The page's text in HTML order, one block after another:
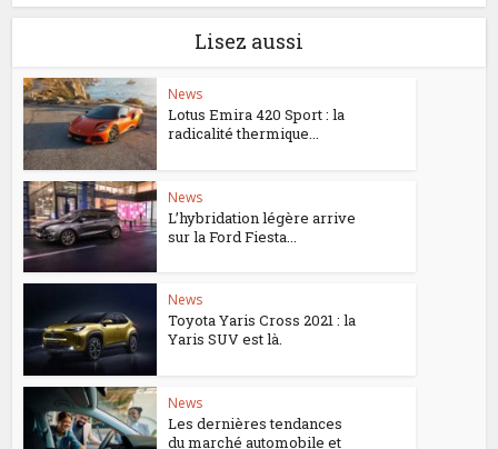
Lisez aussi
News
Lotus Emira 420 Sport : la
radicalité thermique...
News
L’hybridation légère arrive
sur la Ford Fiesta...
News
Toyota Yaris Cross 2021 : la
Yaris SUV est là.
News
Les dernières tendances
du marché automobile et